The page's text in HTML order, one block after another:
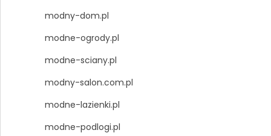
modny-dom.pl
modne-ogrody.pl
modne-sciany.pl
modny-salon.com.pl
modne-lazienki.pl
modne-podlogi.pl